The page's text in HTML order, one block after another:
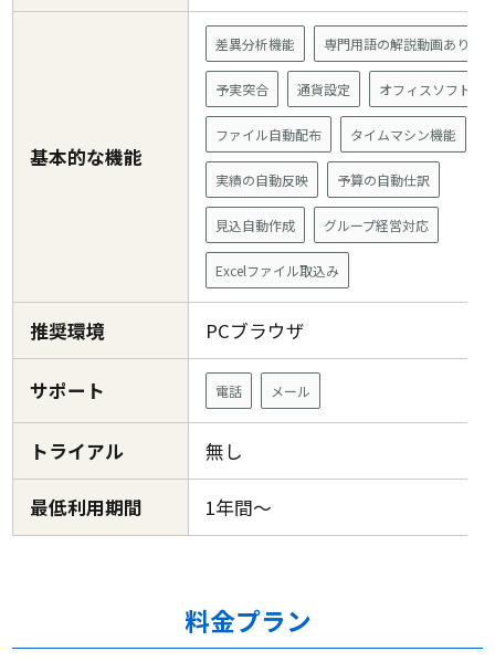
基本的な機能
差異分析機能 専門用語の解説動画あり
予実突合 通貨設定 オフィスソフト連
ファイル自動配布 タイムマシン機能
実績の自動反映 予算の自動仕訳
見込自動作成 グループ経営対応
Excelファイル取込み
推奨環境 PCブラウザ
サポート 電話 メール
トライアル 無し
最低利用期間 1年間～
料金プラン